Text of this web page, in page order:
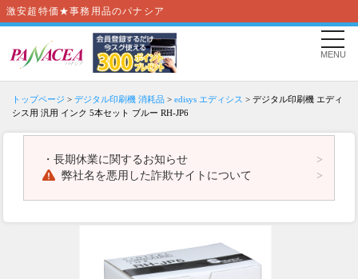
激安超特価★事務用品のパナシア
MENU
トップページ > デジタル印刷機 消耗品 > edisys エディシス > デジタル印刷機 エディ
シス用 汎用 インク 5本セット ブルー RH-JP6
・ 長期休業に関するお知らせ
弊社名を悪用した詐欺サイトについて